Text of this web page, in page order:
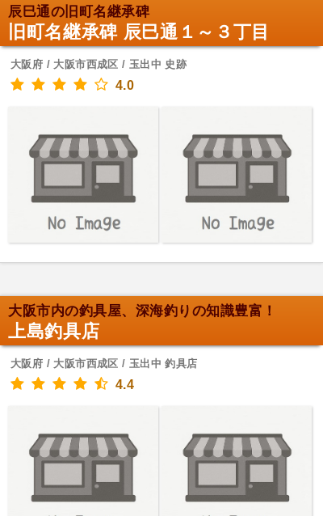
辰巳通の旧町名継承碑
旧町名継承碑 辰巳通１～３丁目
大阪府 / 大阪市西成区 / 玉出中 史跡
4.0
大阪市内の釣具屋、深海釣りの知識豊富！
上島釣具店
大阪府 / 大阪市西成区 / 玉出中 釣具店
4.4